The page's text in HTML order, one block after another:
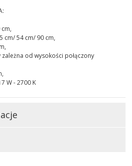
cm/ 54 cm/ 90 cm,
od wysokości połączony
W - 2700 K